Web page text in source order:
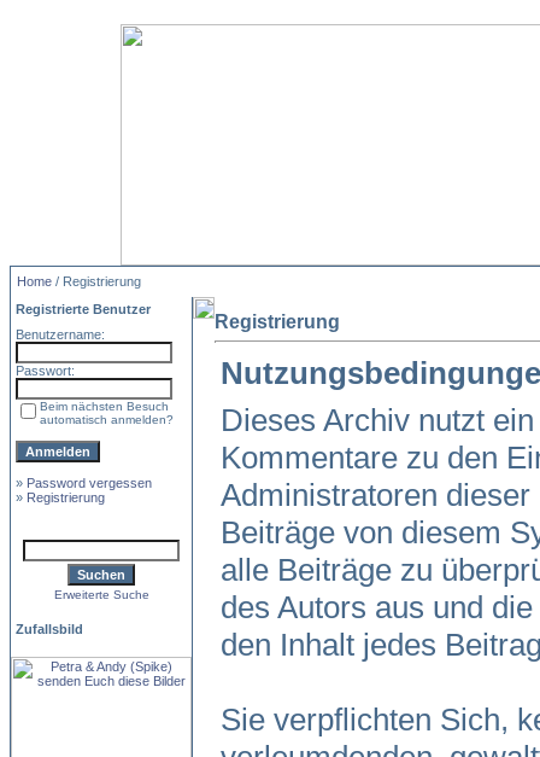
Home / Registrierung
Registrierte Benutzer
Benutzername:
Passwort:
Beim nächsten Besuch
automatisch anmelden?
» Password vergessen
» Registrierung
Erweiterte Suche
Zufallsbild
Registrierung
Dieses Archiv nutzt
Kommentare zu den
Administratoren
Beiträge von diesem
alle Beiträge zu
des Autors aus und
den Inhalt jedes
Sie verpflichten Sich,